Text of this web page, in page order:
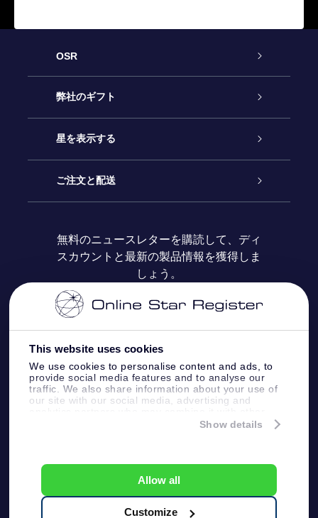
This website uses cookies
We use cookies to personalise content and ads, to
provide social media features and to analyse our
traffic. We also share information about your use of
our site with our social media, advertising and
information that you’ve provided to them or that
Show details
Allow all
Customize
OSR
カスタマーサービス
お問い合わせ
ブログ
レビュー
弊社のギフト
Online Starギフト
OSRギフトパック
OSR ギフトカード
法人ギフト
星を表示する
星の登録
カスタマイズされたStar Page
One Million Stars
OSR Starsaver
星間飛行VRアプリ
ご注文と配送
お支払いに関する情報
配送に関する情報
返品ポリシ
星座
無料のニュースレターを購読して、ディ
スカウントと最新の製品情報を獲得しま
しょう。
カスタマーサービス:
一般利用規約
プライバシーポリシ